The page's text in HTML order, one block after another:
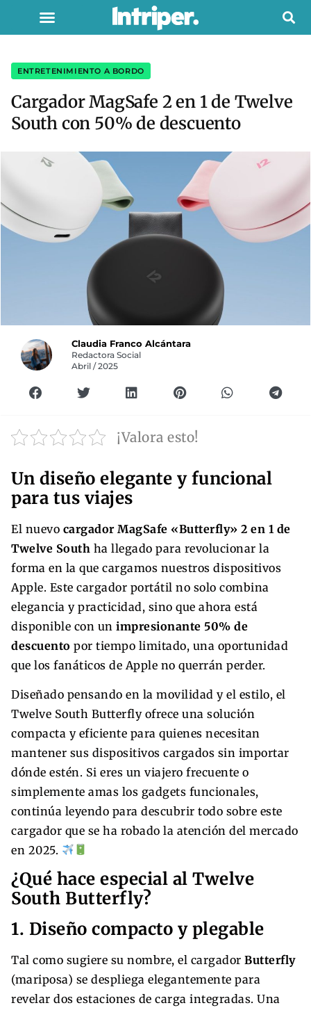
ENTRETENIMIENTO A BORDO
Cargador MagSafe 2 en 1 de Twelve
South con 50% de descuento
Claudia Franco Alcántara
Redactora Social
Abril / 2025
¡Valora esto!
Un diseño elegante y funcional
para tus viajes
El nuevo cargador MagSafe «Butterfly» 2 en 1 de
Twelve South ha llegado para revolucionar la
forma en la que cargamos nuestros dispositivos
Apple. Este cargador portátil no solo combina
elegancia y practicidad, sino que ahora está
disponible con un impresionante 50% de
descuento por tiempo limitado, una oportunidad
que los fanáticos de Apple no querrán perder.
Diseñado pensando en la movilidad y el estilo, el
Twelve South Butterfly ofrece una solución
compacta y eficiente para quienes necesitan
mantener sus dispositivos cargados sin importar
dónde estén. Si eres un viajero frecuente o
simplemente amas los gadgets funcionales,
continúa leyendo para descubrir todo sobre este
cargador que se ha robado la atención del mercado
en 2025.
¿Qué hace especial al Twelve
South Butterfly?
1. Diseño compacto y plegable
Tal como sugiere su nombre, el cargador Butterfly
(mariposa) se despliega elegantemente para
revelar dos estaciones de carga integradas. Una